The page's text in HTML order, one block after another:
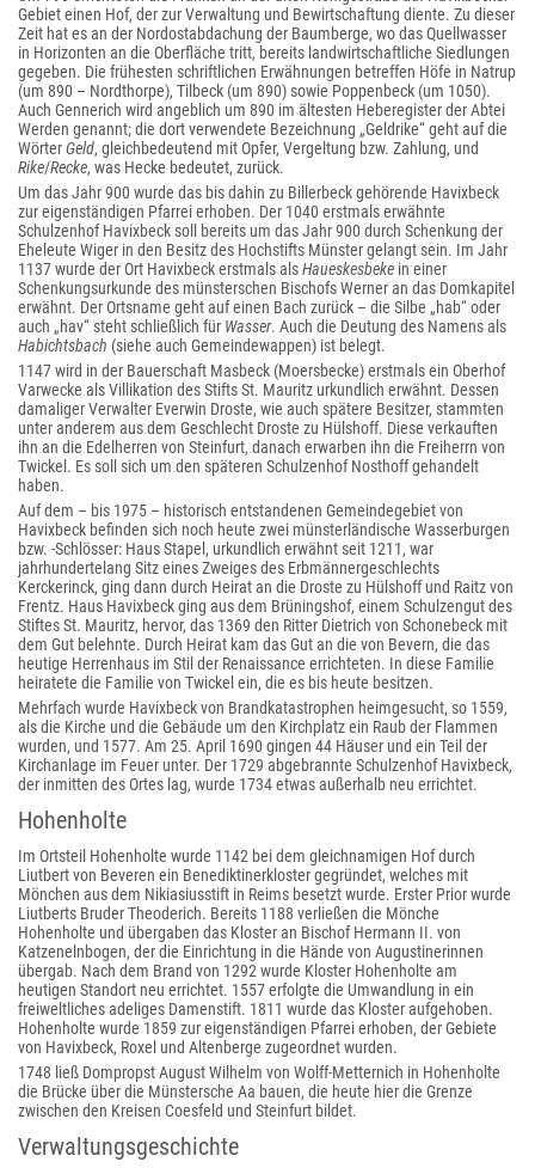
Gebiet einen Hof, der zur Verwaltung und Bewirtschaftung diente. Zu dieser
Zeit hat es an der Nordostabdachung der Baumberge, wo das Quellwasser
in Horizonten an die Oberfläche tritt, bereits landwirtschaftliche Siedlungen
gegeben. Die frühesten schriftlichen Erwähnungen betreffen Höfe in Natrup
(um 890 – Nordthorpe), Tilbeck (um 890) sowie Poppenbeck (um 1050).
Auch Gennerich wird angeblich um 890 im ältesten Heberegister der Abtei
Werden genannt; die dort verwendete Bezeichnung „Geldrike“ geht auf die
WörterGeld, gleichbedeutend mit Opfer, Vergeltung bzw. Zahlung, und
Rike/Recke, was Hecke bedeutet, zurück.
Um das Jahr 900 wurde das bis dahin zu Billerbeck gehörende Havixbeck
zur eigenständigen Pfarrei erhoben. Der 1040 erstmals erwähnte
Schulzenhof Havixbeck soll bereits um das Jahr 900 durch Schenkung der
Eheleute Wiger in den Besitz des Hochstifts Münster gelangt sein. Im Jahr
1137 wurde der Ort Havixbeck erstmals alsHaueskesbeke in einer
Schenkungsurkunde des münsterschen Bischofs Werner an das Domkapitel
erwähnt. Der Ortsname geht auf einen Bach zurück – die Silbe „hab“ oder
auch „hav“ steht schließlich für Wasser. Auch die Deutung des Namens als
Habichtsbach (siehe auch Gemeindewappen) ist belegt.
1147 wird in der Bauerschaft Masbeck (Moersbecke) erstmals ein Oberhof
Varwecke als Villikation des Stifts St. Mauritz urkundlich erwähnt. Dessen
damaliger Verwalter Everwin Droste, wie auch spätere Besitzer, stammten
unter anderem aus dem Geschlecht Droste zu Hülshoff. Diese verkauften
ihn an die Edelherren von Steinfurt, danach erwarben ihn die Freiherrn von
Twickel. Es soll sich um den späteren Schulzenhof Nosthoff gehandelt
haben.
Auf dem – bis 1975 – historisch entstandenen Gemeindegebiet von
Havixbeck befinden sich noch heute zwei münsterländische Wasserburgen
bzw. -Schlösser: Haus Stapel, urkundlich erwähnt seit 1211, war
jahrhundertelang Sitz eines Zweiges des Erbmännergeschlechts
Kerckerinck, ging dann durch Heirat an die Droste zu Hülshoff und Raitz von
Frentz. Haus Havixbeck ging aus dem Brüningshof, einem Schulzengut des
Stiftes St. Mauritz, hervor, das 1369 den Ritter Dietrich von Schonebeck mit
dem Gut belehnte. Durch Heirat kam das Gut an die von Bevern, die das
heutige Herrenhaus im Stil der Renaissance errichteten. In diese Familie
heiratete die Familie von Twickel ein, die es bis heute besitzen.
Mehrfach wurde Havixbeck von Brandkatastrophen heimgesucht, so 1559,
als die Kirche und die Gebäude um den Kirchplatz ein Raub der Flammen
wurden, und 1577. Am 25. April 1690 gingen 44 Häuser und ein Teil der
Kirchanlage im Feuer unter. Der 1729 abgebrannte Schulzenhof Havixbeck,
der inmitten des Ortes lag, wurde 1734 etwas außerhalb neu errichtet.
Hohenholte
Im Ortsteil Hohenholte wurde 1142 bei dem gleichnamigen Hof durch
Liutbert von Beveren ein Benediktinerkloster gegründet, welches mit
Mönchen aus dem Nikiasiusstift in Reims besetzt wurde. Erster Prior wurde
Liutberts Bruder Theoderich. Bereits 1188 verließen die Mönche
Hohenholte und übergaben das Kloster an Bischof Hermann II. von
Katzenelnbogen, der die Einrichtung in die Hände von Augustinerinnen
übergab. Nach dem Brand von 1292 wurde Kloster Hohenholte am
heutigen Standort neu errichtet. 1557 erfolgte die Umwandlung in ein
freiweltliches adeliges Damenstift. 1811 wurde das Kloster aufgehoben.
Hohenholte wurde 1859 zur eigenständigen Pfarrei erhoben, der Gebiete
von Havixbeck, Roxel und Altenberge zugeordnet wurden.
1748 ließ Dompropst August Wilhelm von Wolff-Metternich in Hohenholte
die Brücke über die Münstersche Aa bauen, die heute hier die Grenze
zwischen den Kreisen Coesfeld und Steinfurt bildet.
Verwaltungsgeschichte